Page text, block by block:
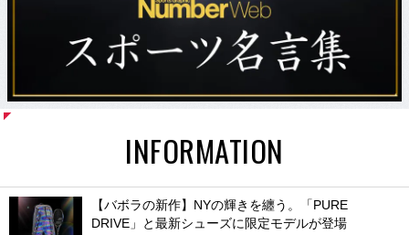
INFORMATION
【バボラの新作】NYの輝きを纏う。「PURE
DRIVE」と最新シューズに限定モデルが登場